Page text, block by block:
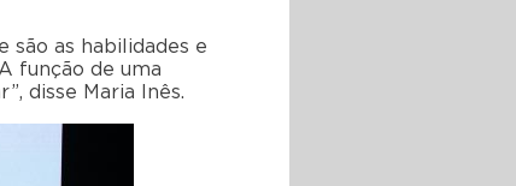
são as habilidades e
função de uma
disse Maria Inês.